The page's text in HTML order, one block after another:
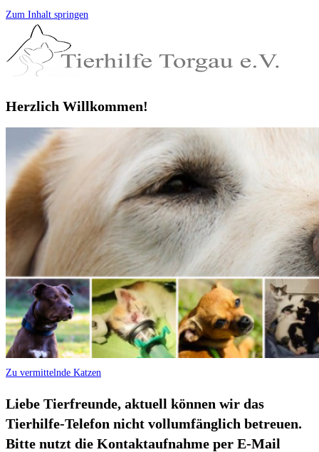
Zum Inhalt springen
Herzlich Willkommen!
Zu vermittelnde Katzen
Liebe Tierfreunde, aktuell können wir das
Tierhilfe-Telefon nicht vollumfänglich betreuen.
Bitte nutzt die Kontaktaufnahme per E-Mail